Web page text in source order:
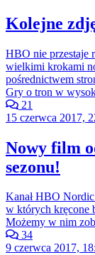
Kolejne
HBO nie przestaje
wielkimi krokami
pośrednictwem
Gry o tron w
21
15 czerwca 2017,
Nowy film
sezonu!
Kanał HBO Nordic
w których kręcone
Możemy w nim
34
9 czerwca 2017,